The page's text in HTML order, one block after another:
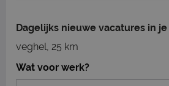
Dagelijks nieuwe vacatures in je
veghel, 25 km
Wat voor werk?